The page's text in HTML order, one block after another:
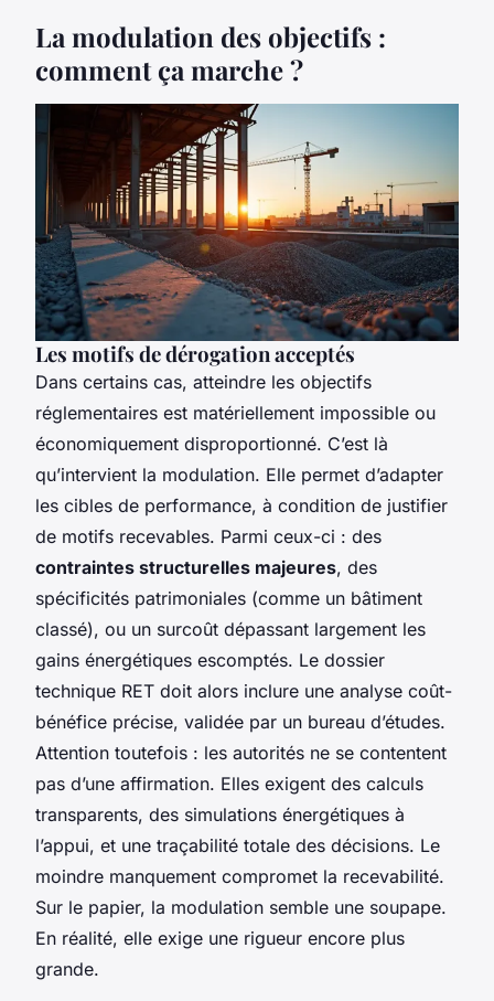
La modulation des objectifs :
comment ça marche ?
Les motifs de dérogation acceptés
Dans certains cas, atteindre les objectifs
réglementaires est matériellement impossible ou
économiquement disproportionné. C’est là
qu’intervient la modulation. Elle permet d’adapter
les cibles de performance, à condition de justifier
de motifs recevables. Parmi ceux-ci : des
contraintes structurelles majeures, des
spécificités patrimoniales (comme un bâtiment
classé), ou un surcoût dépassant largement les
gains énergétiques escomptés. Le dossier
technique RET doit alors inclure une analyse coût-
bénéfice précise, validée par un bureau d’études.
Attention toutefois : les autorités ne se contentent
pas d’une affirmation. Elles exigent des calculs
transparents, des simulations énergétiques à
l’appui, et une traçabilité totale des décisions. Le
moindre manquement compromet la recevabilité.
Sur le papier, la modulation semble une soupape.
En réalité, elle exige une rigueur encore plus
grande.